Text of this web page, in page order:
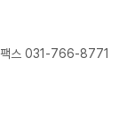
스 031-766-8771